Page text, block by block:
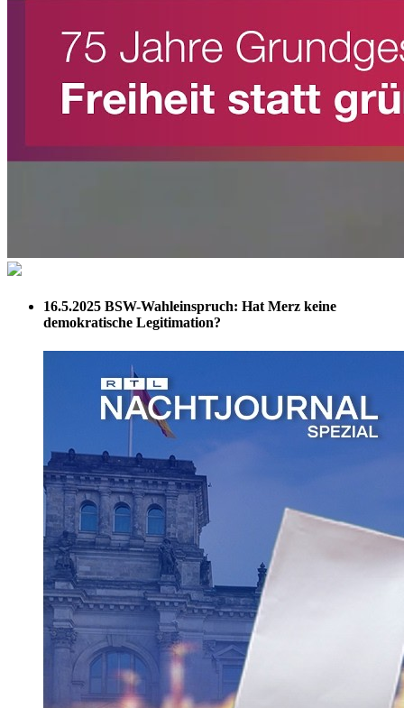
16.5.2025 BSW-Wahleinspruch: Hat Merz keine
demokratische Legitimation?